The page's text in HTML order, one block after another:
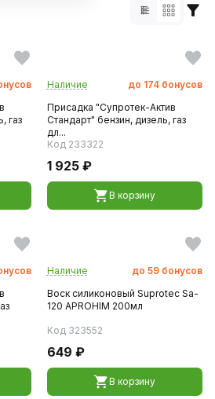
газ
Наличие до 174 бонусов
Присадка "Супротек-Актив
Стандарт" бензин, дизель, газ
дл...
Код 233322
1 925 ₽
В корзину
Наличие до 59 бонусов
Воск силиконовый Suprotec Sa-
120 APROHIM 200мл
Код 323552
649 ₽
В корзину